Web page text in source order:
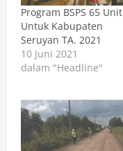
Program BSPS 65 Unit
Untuk Kabupaten
Seruyan TA. 2021
10 Juni 2021
dalam "Headline"